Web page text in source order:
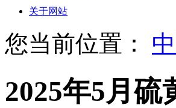
关于网站
您当前位置：
2025年5月硫